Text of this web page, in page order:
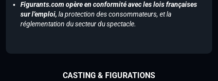
Figurants.com opère en conformité avec les lois françaises
sur l’emploi, la protection des consommateurs, et la
réglementation du secteur du spectacle.
CASTING & FIGURATIONS